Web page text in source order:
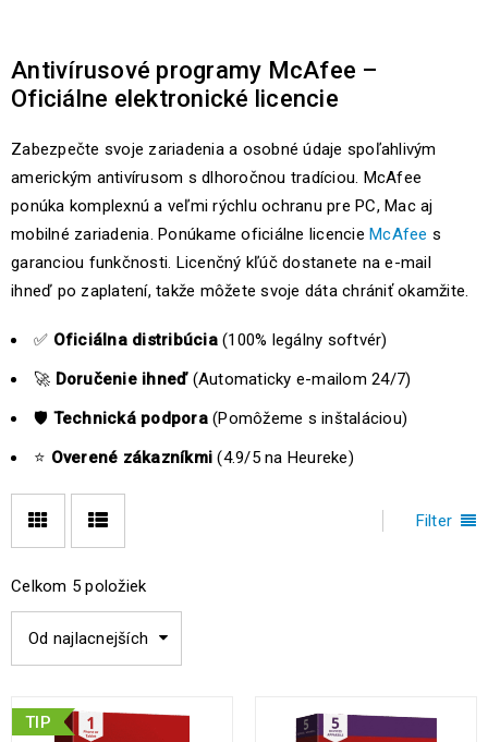
Antivírusové programy McAfee –
Oficiálne elektronické licencie
Zabezpečte svoje zariadenia a osobné údaje spoľahlivým
americkým antivírusom s dlhoročnou tradíciou. McAfee
ponúka komplexnú a veľmi rýchlu ochranu pre PC, Mac aj
mobilné zariadenia. Ponúkame oficiálne licencie McAfee s
garanciou funkčnosti. Licenčný kľúč dostanete na e-mail
ihneď po zaplatení, takže môžete svoje dáta chrániť okamžite.
✅ Oficiálna distribúcia(100% legálny softvér)
🚀 Doručenie ihneď(Automaticky e-mailom 24/7)
🛡️ Technická podpora(Pomôžeme s inštaláciou)
⭐ Overené zákazníkmi (4.9/5 na Heureke)
Filter
Celkom 5 položiek
Od najlacnejších
TIP